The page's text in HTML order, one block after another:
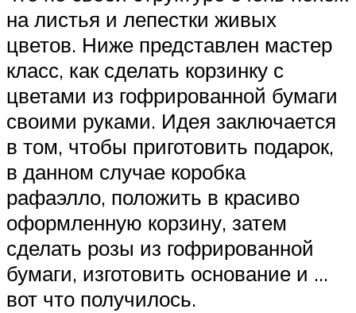
на листья и лепестки живых
цветов. Ниже представлен мастер
класс, как сделать корзинку с
цветами из гофрированной бумаги
своими руками. Идея заключается
в том, чтобы приготовить подарок,
в данном случае коробка
рафаэлло, положить в красиво
оформленную корзину, затем
сделать розы из гофрированной
бумаги, изготовить основание и …
вот что получилось.